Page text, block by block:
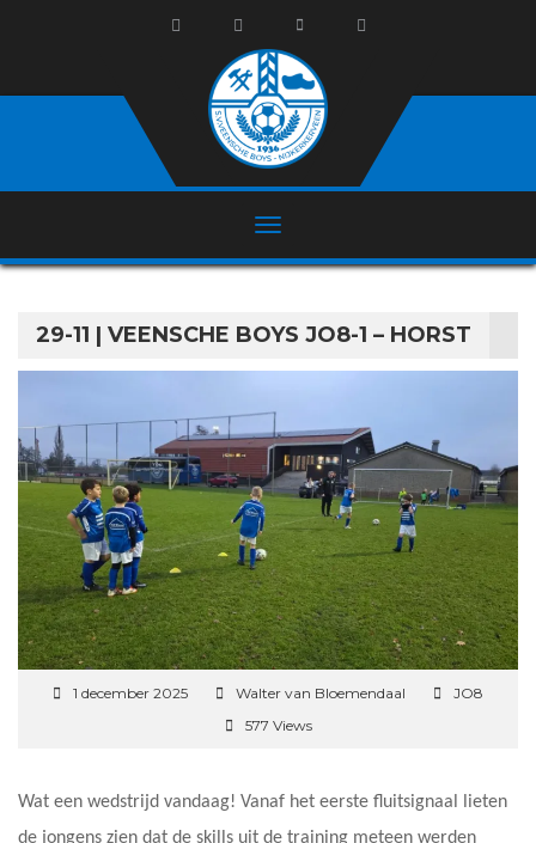
29-11 | VEENSCHE BOYS JO8-1 – HORST
1 december 2025 Walter van Bloemendaal
JO8
577 Views
Wat een wedstrijd vandaag! Vanaf het eerste fluitsignaal lieten
de jongens zien dat de skills uit de training meteen werden